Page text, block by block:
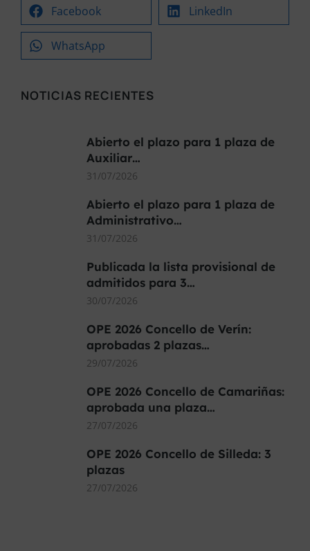
Facebook LinkedIn
WhatsApp
NOTICIAS RECIENTES
Abierto el plazo para 1 plaza de
Auxiliar…
31/07/2026
Abierto el plazo para 1 plaza de
Administrativo…
31/07/2026
Publicada la lista provisional de
admitidos para 3…
30/07/2026
OPE 2026 Concello de Verín:
aprobadas 2 plazas…
29/07/2026
OPE 2026 Concello de Camariñas:
aprobada una plaza…
27/07/2026
OPE 2026 Concello de Silleda: 3
plazas
27/07/2026